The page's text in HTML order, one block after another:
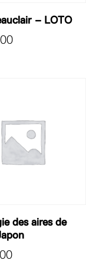
– LOTO
des aires de